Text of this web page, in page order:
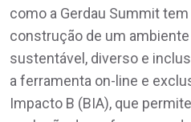
como a Gerdau Summit
construção de um
sustentável, diverso e
a ferramenta on-line e
Impacto B (BIA), que